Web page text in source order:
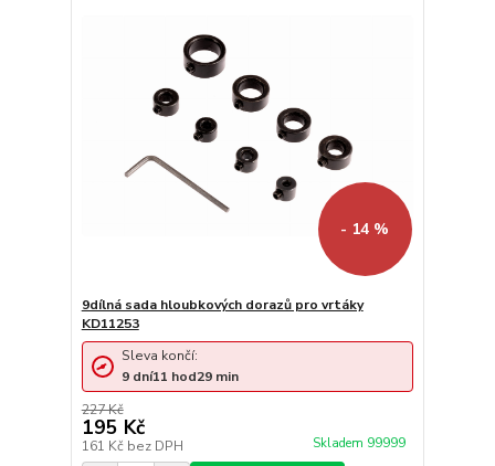
- 14 %
9dílná sada hloubkových dorazů pro vrtáky
KD11253
227 Kč
195 Kč
161 Kč bez DPH Skladem 99999
Sleva končí:
9 dní11 hod29 min